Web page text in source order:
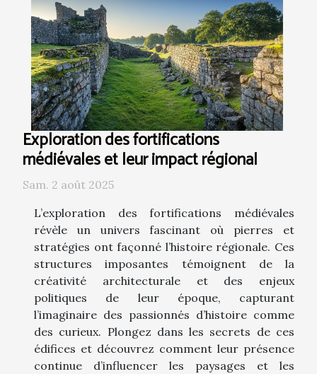
Exploration des fortifications
médiévales et leur impact régional
Sam. 2 août 2025
L’exploration des fortifications médiévales
révèle un univers fascinant où pierres et
stratégies ont façonné l’histoire régionale. Ces
structures imposantes témoignent de la
créativité architecturale et des enjeux
politiques de leur époque, capturant
l’imaginaire des passionnés d’histoire comme
des curieux. Plongez dans les secrets de ces
édifices et découvrez comment leur présence
continue d’influencer les paysages et les